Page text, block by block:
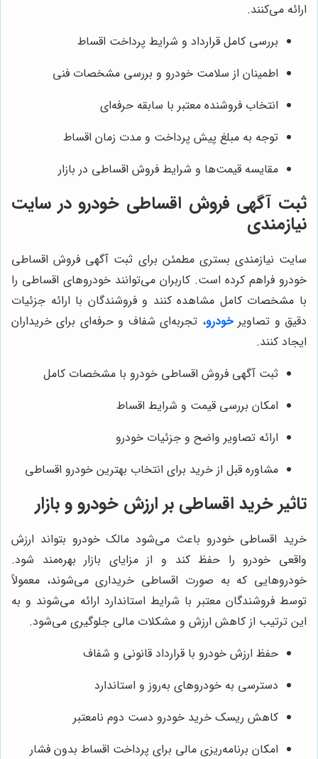
ارائه می‌کنند.
بررسی کامل قرارداد و شرایط پرداخت اقساط
اطمینان از سلامت خودرو و بررسی مشخصات فنی
انتخاب فروشنده معتبر با سابقه حرفه‌ای
توجه به مبلغ پیش پرداخت و مدت زمان اقساط
مقایسه قیمت‌ها و شرایط فروش اقساطی در بازار
ثبت آگهی فروش اقساطی خودرو در سایت
نیازمندی
سایت نیازمندی بستری مطمئن برای ثبت آگهی فروش اقساطی
خودرو فراهم کرده است. کاربران می‌توانند خودروهای اقساطی را
با مشخصات کامل مشاهده کنند و فروشندگان با ارائه جزئیات
دقیق و تصاویرخودرو، تجربه‌ای شفاف و حرفه‌ای برای خریداران
ایجاد کنند.
ثبت آگهی فروش اقساطی خودرو با مشخصات کامل
امکان بررسی قیمت و شرایط اقساط
ارائه تصاویر واضح و جزئیات خودرو
مشاوره قبل از خرید برای انتخاب بهترین خودرو اقساطی
تاثیر خرید اقساطی بر ارزش خودرو و بازار
خرید اقساطی خودرو باعث می‌شود مالک خودرو بتواند ارزش
واقعی خودرو را حفظ کند و از مزایای بازار بهره‌مند شود.
خودروهایی که به صورت اقساطی خریداری می‌شوند، معمولاً
توسط فروشندگان معتبر با شرایط استاندارد ارائه می‌شوند و به
این ترتیب از کاهش ارزش و مشکلات مالی جلوگیری می‌شود.
حفظ ارزش خودرو با قرارداد قانونی و شفاف
دسترسی به خودروهای به‌روز و استاندارد
کاهش ریسک خرید خودرو دست دوم نامعتبر
امکان برنامه‌ریزی مالی برای پرداخت اقساط بدون فشار